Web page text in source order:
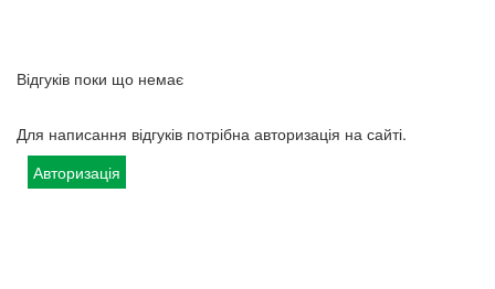
Відгуків поки що немає
Для написання відгуків потрібна авторизація на сайті.
Авторизація